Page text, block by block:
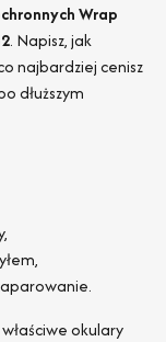
Wrap
. Napisz, jak
najbardziej cenisz
dłuższym
okulary